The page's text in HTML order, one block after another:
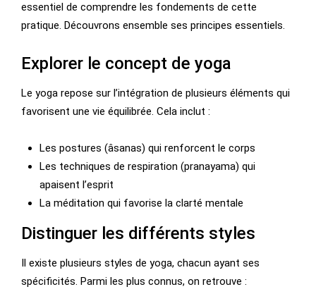
essentiel de comprendre les fondements de cette
pratique. Découvrons ensemble ses principes essentiels.
Explorer le concept de yoga
Le yoga repose sur l’intégration de plusieurs éléments qui
favorisent une vie équilibrée. Cela inclut :
Les postures (âsanas) qui renforcent le corps
Les techniques de respiration (pranayama) qui
apaisent l’esprit
La méditation qui favorise la clarté mentale
Distinguer les différents styles
Il existe plusieurs styles de yoga, chacun ayant ses
spécificités. Parmi les plus connus, on retrouve :